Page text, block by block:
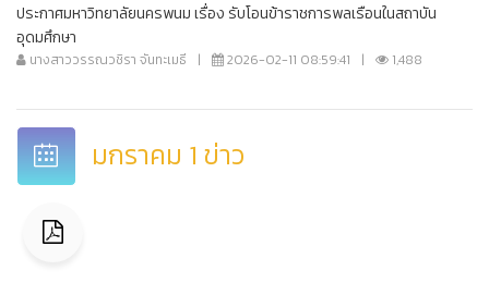
ประกาศมหาวิทยาลัยนครพนม เรื่อง รับโอนข้าราชการพลเรือนในสถาบัน
อุดมศึกษา
นางสาววรรณวชิรา จันทะเมธี | 2026-02-11 08:59:41 | 1,488
มกราคม 1 ข่าว